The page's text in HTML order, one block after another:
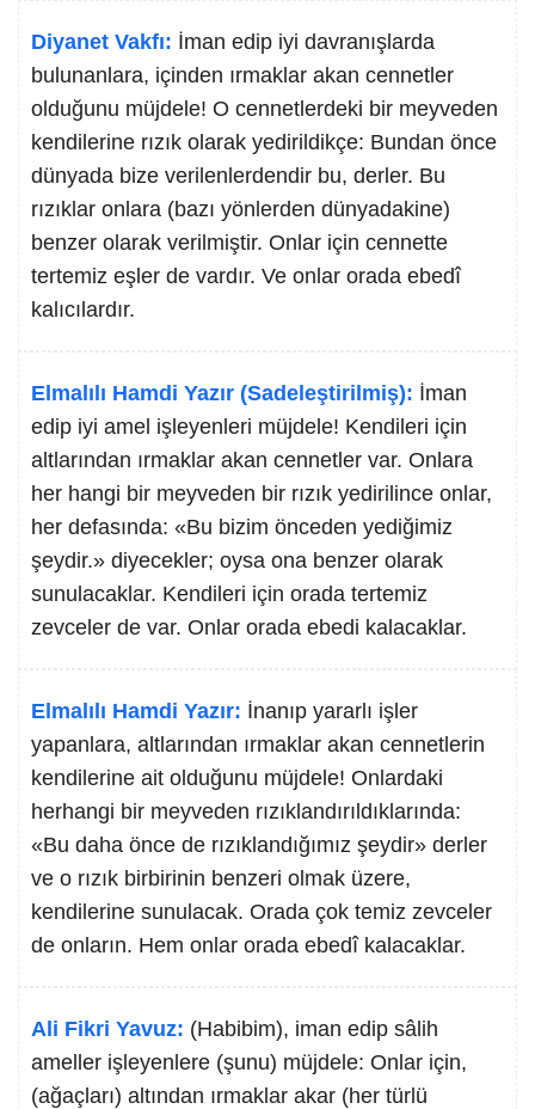
Diyanet Vakfı: İman edip iyi davranışlarda
bulunanlara, içinden ırmaklar akan cennetler
olduğunu müjdele! O cennetlerdeki bir meyveden
kendilerine rızık olarak yedirildikçe: Bundan önce
dünyada bize verilenlerdendir bu, derler. Bu
rızıklar onlara (bazı yönlerden dünyadakine)
benzer olarak verilmiştir. Onlar için cennette
tertemiz eşler de vardır. Ve onlar orada ebedî
kalıcılardır.
Elmalılı Hamdi Yazır (Sadeleştirilmiş): İman
edip iyi amel işleyenleri müjdele! Kendileri için
altlarından ırmaklar akan cennetler var. Onlara
her hangi bir meyveden bir rızık yedirilince onlar,
her defasında: «Bu bizim önceden yediğimiz
şeydir.» diyecekler; oysa ona benzer olarak
sunulacaklar. Kendileri için orada tertemiz
zevceler de var. Onlar orada ebedi kalacaklar.
Elmalılı Hamdi Yazır: İnanıp yararlı işler
yapanlara, altlarından ırmaklar akan cennetlerin
kendilerine ait olduğunu müjdele! Onlardaki
herhangi bir meyveden rızıklandırıldıklarında:
«Bu daha önce de rızıklandığımız şeydir» derler
ve o rızık birbirinin benzeri olmak üzere,
kendilerine sunulacak. Orada çok temiz zevceler
de onların. Hem onlar orada ebedî kalacaklar.
Ali Fikri Yavuz: (Habibim), iman edip sâlih
ameller işleyenlere (şunu) müjdele: Onlar için,
(ağaçları) altından ırmaklar akar (her türlü